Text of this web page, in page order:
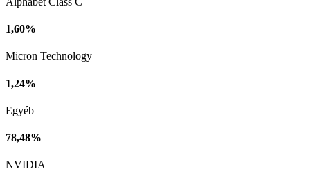
1,60%
Micron Technology
1,24%
Egyéb
78,48%
NVIDIA